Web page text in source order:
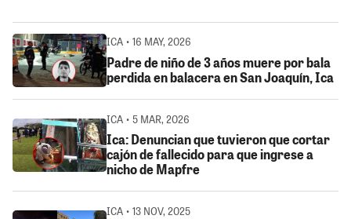
ICA • 16 MAY, 2026
Padre de niño de 3 años muere por bala
perdida en balacera en San Joaquín, Ica
ICA • 5 MAR, 2026
Ica: Denuncian que tuvieron que cortar
cajón de fallecido para que ingrese a
nicho de Mapfre
ICA • 13 NOV, 2025